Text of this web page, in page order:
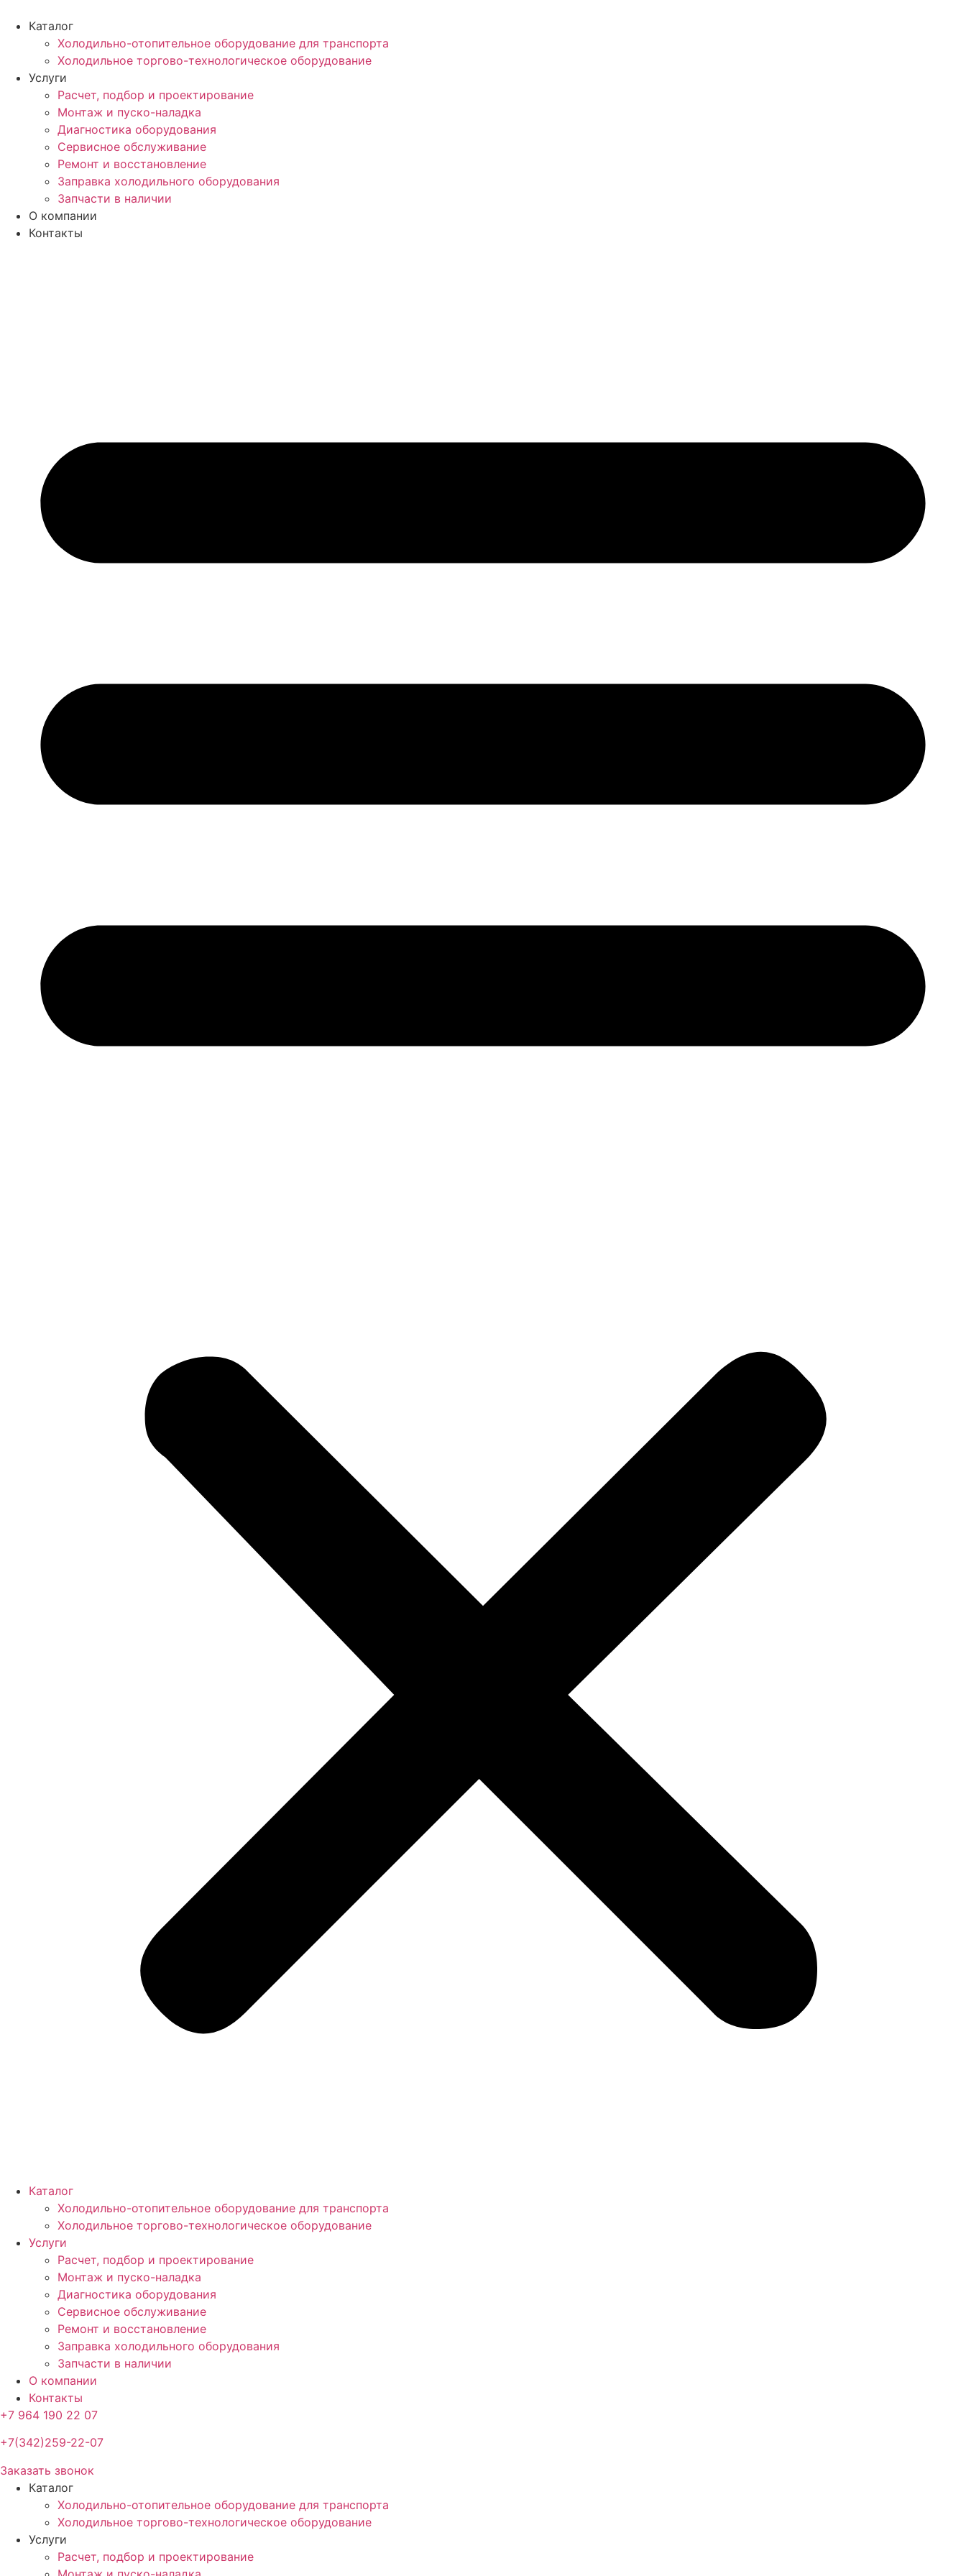
содержимому
Каталог
Холодильно-отопительное оборудование для транспорта
Холодильное торгово-технологическое оборудование
Услуги
Расчет, подбор и проектирование
Монтаж и пуско-наладка
Диагностика оборудования
Сервисное обслуживание
Ремонт и восстановление
Заправка холодильного оборудования
Запчасти в наличии
О компании
Контакты
Каталог
Холодильно-отопительное оборудование для транспорта
Холодильное торгово-технологическое оборудование
Услуги
Расчет, подбор и проектирование
Монтаж и пуско-наладка
Диагностика оборудования
Сервисное обслуживание
Ремонт и восстановление
Заправка холодильного оборудования
Запчасти в наличии
О компании
Контакты
+7 964 190 22 07
+7(342)259-22-07
Заказать звонок
Каталог
Холодильно-отопительное оборудование для транспорта
Холодильное торгово-технологическое оборудование
Услуги
Расчет, подбор и проектирование